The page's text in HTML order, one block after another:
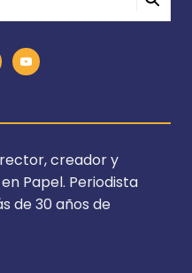
creador y
Papel. Periodista
de 30 años de